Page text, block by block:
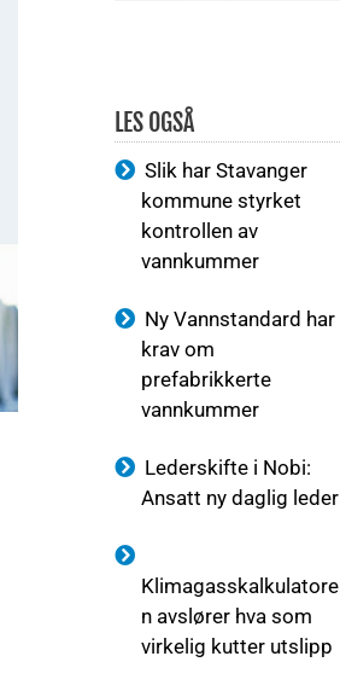
LES OGSÅ
Slik har Stavanger
kommune styrket
kontrollen av
vannkummer
Ny Vannstandard har
krav om
prefabrikkerte
vannkummer
Lederskifte i Nobi:
Ansatt ny daglig leder
Klimagasskalkulatore
n avslører hva som
virkelig kutter utslipp